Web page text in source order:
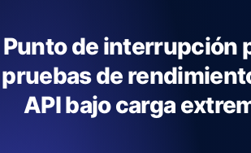
Punto de interrupción
pruebas de
API bajo carga